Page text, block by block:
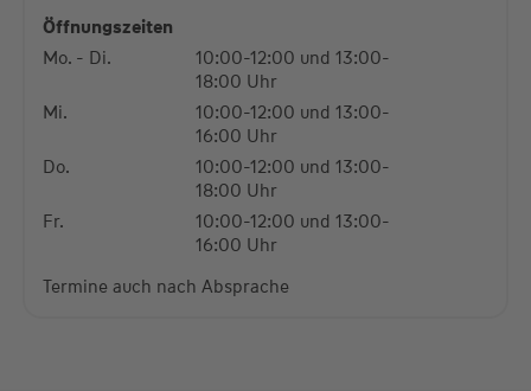
Öffnungszeiten
Mo. - Di.
10:00-12:00 und 13:00-
18:00 Uhr
Mi.
10:00-12:00 und 13:00-
16:00 Uhr
Do.
10:00-12:00 und 13:00-
18:00 Uhr
Fr.
10:00-12:00 und 13:00-
16:00 Uhr
Termine auch nach Absprache